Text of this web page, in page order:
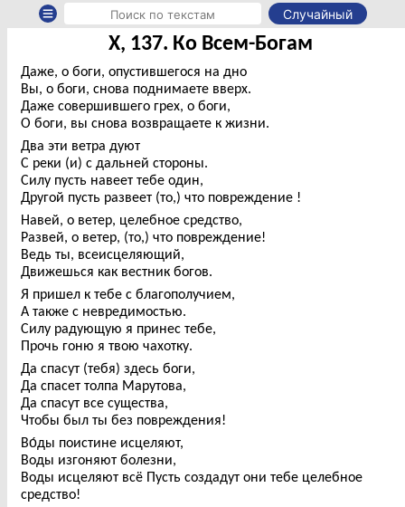
Случайный
X, 137. Ко Всем-Богам
Даже, о боги, опустившегося на дно
Вы, о боги, снова поднимаете вверх.
Даже совершившего грех, о боги,
О боги, вы снова возвращаете к жизни.
Два эти ветра дуют
С реки (и) с дальней стороны.
Силу пусть навеет тебе один,
Другой пусть развеет (то,) что повреждение !
Навей, о ветер, целебное средство,
Развей, о ветер, (то,) что повреждение!
Ведь ты, всеисцеляющий,
Движешься как вестник богов.
Я пришел к тебе с благополучием,
А также с невредимостью.
Силу радующую я принес тебе,
Прочь гоню я твою чахотку.
Да спасут (тебя) здесь боги,
Да спасет толпа Марутова,
Да спасут все существа,
Чтобы был ты без повреждения!
Во́ды поистине исцеляют,
Воды изгоняют болезни,
Воды исцеляют всё Пусть создадут они тебе целебное
средство!